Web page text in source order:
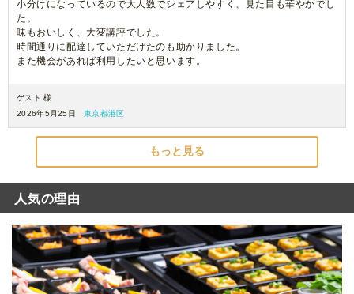
小分けになっているので大人数でシェアしやすく、見た目も華やかでし
た。
味もおいしく、大変講評でした。
時間通りに配達していただけたのも助かりました。
また機会があれば利用したいと思います。
ゲスト 様
2026年5月25日
東京都港区
もっと見る
人気の理由